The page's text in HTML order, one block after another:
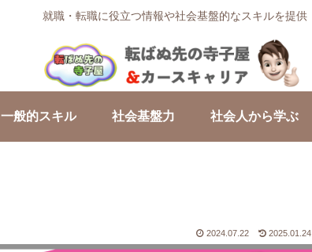
就職・転職に役立つ情報や社会基盤的なスキルを提供
一般的スキル 社会基盤力 社会人から学ぶ
2024.07.22 2025.01.24